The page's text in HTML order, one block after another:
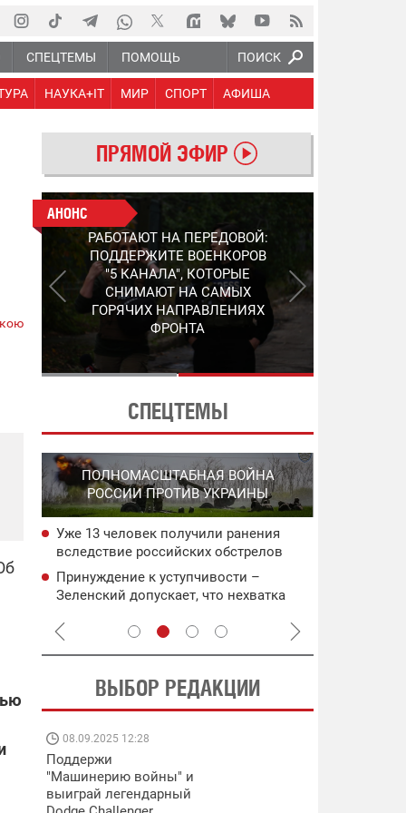
ПОИСК
СПЕЦТЕМЫ ПОМОЩЬ
НАУКА+IT МИР СПОРТ АФИША
ПРЯМОЙ ЭФИР
АНОНС
СЛЕДУЮЩЕЕ ПОКОЛЕНИЕ
PEP: КАК УКРАИНСКИЙ
STEP-3 МЕНЯЕТ ПРАВИЛА
ИГРЫ В ОБНАРУЖЕНИИ FPV-
ДРОНОВ
АНОНС
РАБОТАЮТ НА ПЕРЕДОВОЙ:
ПОДДЕРЖИТЕ ВОЕНКОРОВ
"5 КАНАЛА", КОТОРЫЕ
СНИМАЮТ НА САМЫХ
ГОРЯЧИХ НАПРАВЛЕНИЯХ
ФРОНТА
СПЕЦТЕМЫ
ПОЛНОМАСШТАБНАЯ ВОЙНА
РОССИИ ПРОТИВ УКРАИНЫ
Уже 13 человек получили ранения
вследствие российских обстрелов
Одесской области
Принуждение к уступчивости –
Зеленский допускает, что нехватка
политические причины
ВЫБОР РЕДАКЦИИ
08.09.2025 12:28
Поддержи
"Машинерию войны" и
выиграй легендарный